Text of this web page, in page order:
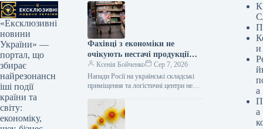
«Ексклюзивні
новини
України» —
портал, що
збирає
найрезонансн
іші події
країни та
світу:
економіку,
Фахівці з економіки не
очікують нестачі продукції
після атак росії на сховища
Ксенія Бойченко
Сер 7, 2026
Напади Росії на українські складські
приміщення та логістичні центри не
продукції чи помітного підвищення
вартості, хоча…
и
а
а